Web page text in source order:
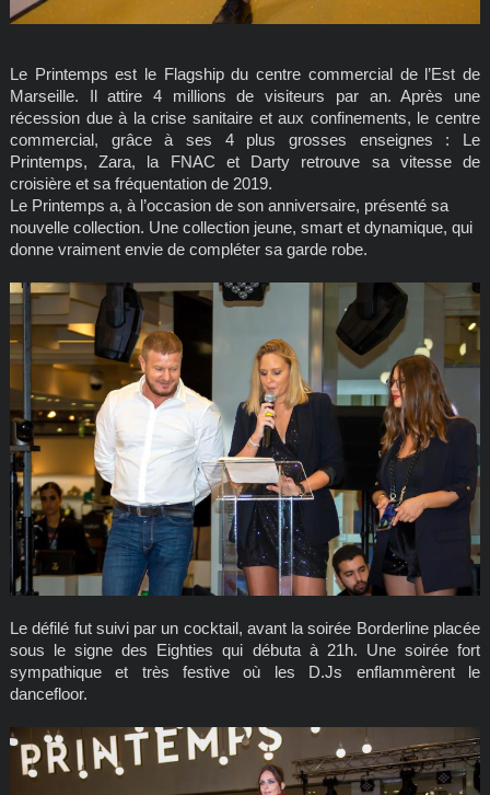
Le Printemps est le Flagship du centre commercial de l’Est de
Marseille. Il attire 4 millions de visiteurs par an. Après une
récession due à la crise sanitaire et aux confinements, le centre
commercial, grâce à ses 4 plus grosses enseignes : Le
Printemps, Zara, la FNAC et Darty retrouve sa vitesse de
croisière et sa fréquentation de 2019.
Le Printemps a, à l’occasion de son anniversaire, présenté sa
nouvelle collection. Une collection jeune, smart et dynamique, qui
donne vraiment envie de compléter sa garde robe.
Le défilé fut suivi par un cocktail, avant la soirée Borderline placée
sous le signe des Eighties qui débuta à 21h. Une soirée fort
sympathique et très festive où les D.Js enflammèrent le
dancefloor.